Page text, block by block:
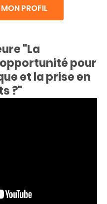
PROFIL
"La
pour
et la prise en
?"